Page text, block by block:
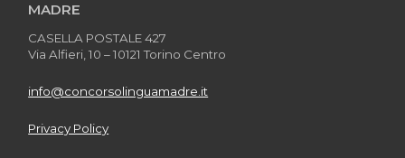
MADRE
CASELLA POSTALE 427
Via Alfieri, 10 – 10121 Torino Centro
info@concorsolinguamadre.it
Privacy Policy